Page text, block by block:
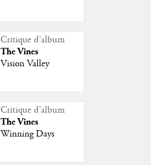
Critique d'album
The Vines
Vision Valley
Critique d'album
The Vines
Winning Days